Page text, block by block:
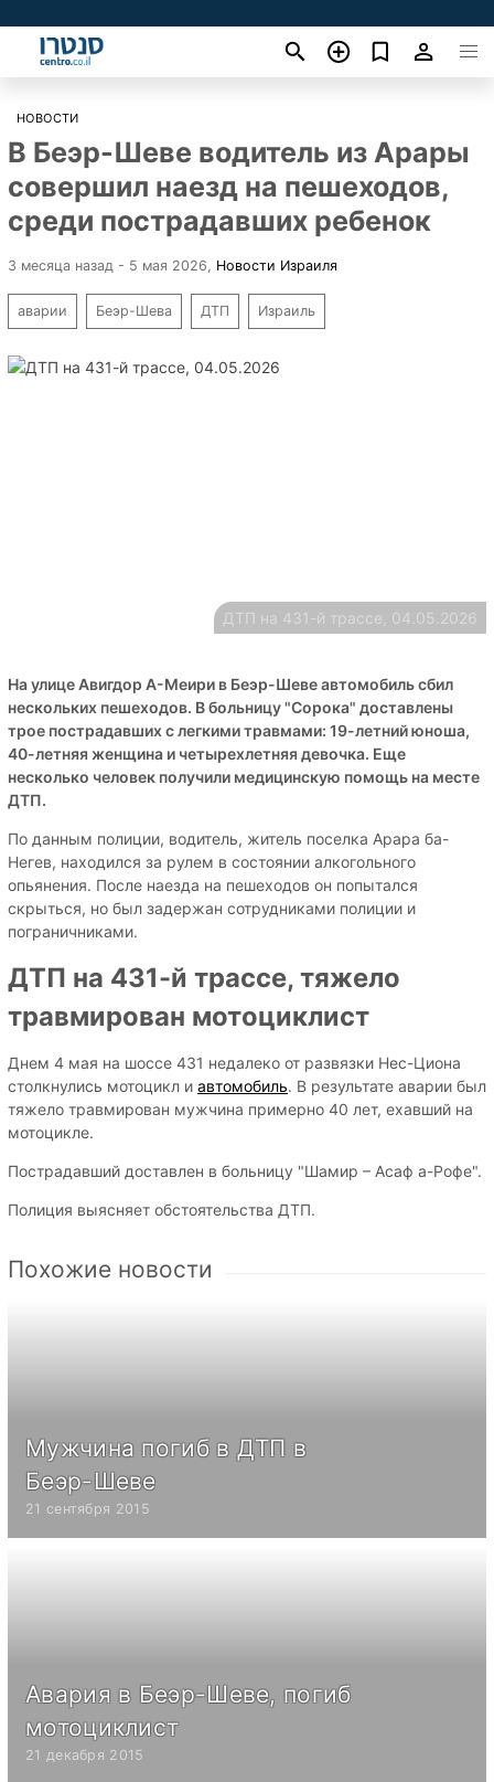
НОВОСТИ
В Беэр-Шеве водитель из Арары
совершил наезд на пешеходов,
среди пострадавших ребенок
3 месяца назад - 5 мая 2026 Новости Израиля
аварии Беэр-Шева ДТП Израиль
ДТП на 431-й трассе, 04.05.2026
На улице Авигдор А-Меири в Беэр-Шеве автомобиль сбил
нескольких пешеходов. В больницу "Сорока" доставлены
трое пострадавших с легкими травмами: 19-летний юноша,
40-летняя женщина и четырехлетняя девочка. Еще
несколько человек получили медицинскую помощь на месте
ДТП.
По данным полиции, водитель, житель поселка Арара ба-
Негев, находился за рулем в состоянии алкогольного
опьянения. После наезда на пешеходов он попытался
скрыться, но был задержан сотрудниками полиции и
пограничниками.
ДТП на 431-й трассе, тяжело
травмирован мотоциклист
Днем 4 мая на шоссе 431 недалеко от развязки Нес-Циона
столкнулись мотоцикл и автомобиль. В результате аварии был
тяжело травмирован мужчина примерно 40 лет, ехавший на
мотоцикле.
Пострадавший доставлен в больницу "Шамир – Асаф а-Рофе".
Полиция выясняет обстоятельства ДТП.
Похожие новости
Мужчина погиб в ДТП в
Беэр-Шеве
21 сентября 2015
Авария в Беэр-Шеве, погиб
мотоциклист
21 декабря 2015